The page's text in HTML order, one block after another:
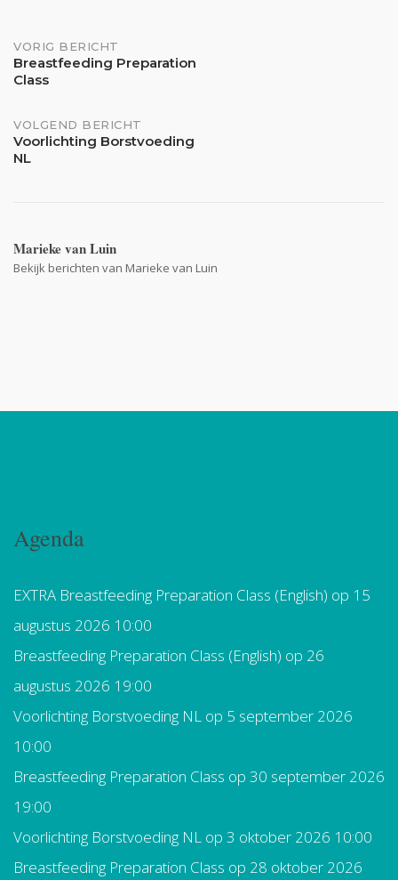
Bericht
navigatie
VORIG BERICHT
Breastfeeding Preparation
Class
VOLGEND BERICHT
Voorlichting Borstvoeding
NL
Marieke van Luin
Bekijk berichten van Marieke van Luin
Agenda
EXTRA Breastfeeding Preparation Class (English) op 15
augustus 2026 10:00
Breastfeeding Preparation Class (English) op 26
augustus 2026 19:00
Voorlichting Borstvoeding NL op 5 september 2026
10:00
Breastfeeding Preparation Class op 30 september 2026
19:00
Voorlichting Borstvoeding NL op 3 oktober 2026 10:00
Breastfeeding Preparation Class op 28 oktober 2026